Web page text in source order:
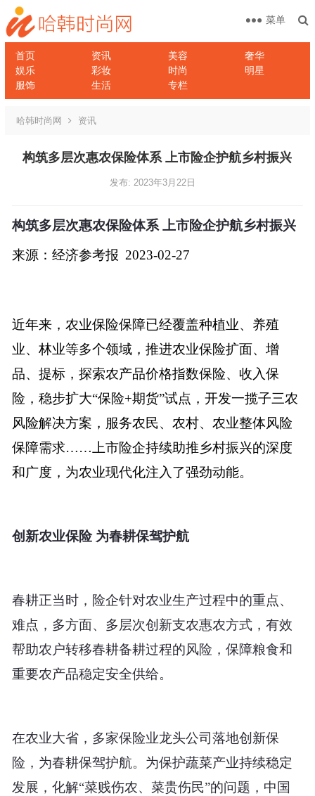
首页 资讯 美容
奢华
娱乐
彩妆 时尚
明星
服饰
生活 专栏
菜单
哈韩时尚网 资讯
构筑多层次惠农保险体系 上市险企护航乡村振兴
发布: 2023年3月22日
构筑多层次惠农保险体系 上市险企护航乡村振兴
来源：经济参考报 2023-02-27
近年来，农业保险保障已经覆盖种植业、养殖
业、林业等多个领域，推进农业保险扩面、增
品、提标，探索农产品价格指数保险、收入保
险，稳步扩大“保险+期货”试点，开发一揽子三农
风险解决方案，服务农民、农村、农业整体风险
保障需求……上市险企持续助推乡村振兴的深度
和广度，为农业现代化注入了强劲动能。
创新农业保险 为春耕保驾护航
春耕正当时，险企针对农业生产过程中的重点、
难点，多方面、多层次创新支农惠农方式，有效
帮助农户转移春耕备耕过程的风险，保障粮食和
重要农产品稳定安全供给。
在农业大省，多家保险业龙头公司落地创新保
险，为春耕保驾护航。为保护蔬菜产业持续稳定
发展，化解“菜贱伤农、菜贵伤民”的问题，中国